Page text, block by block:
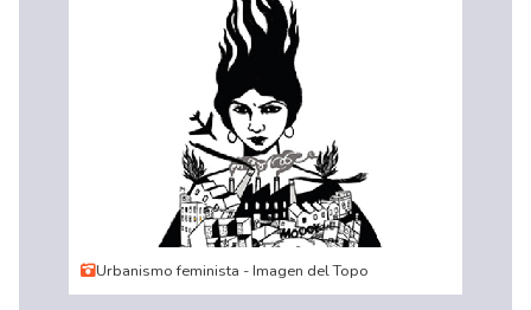
Urbanismo feminista - Imagen del Topo